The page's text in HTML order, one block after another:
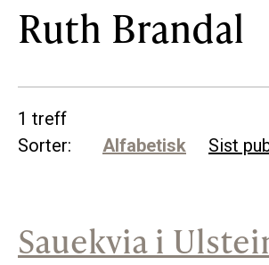
KVA VIL DU LESE OM?
Næring
Offentlig
SLIK KAN DU BIDRA
Ruth Brandal
1 treff
Sorter:
Alfabetisk Sist
Sauekvia i